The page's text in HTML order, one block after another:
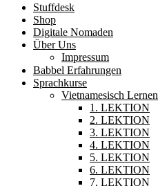
Stuffdesk
Shop
Digitale Nomaden
Über Uns
Impressum
Babbel Erfahrungen
Sprachkurse
Vietnamesisch Lernen
1. LEKTION
2. LEKTION
3. LEKTION
4. LEKTION
5. LEKTION
6. LEKTION
7. LEKTION